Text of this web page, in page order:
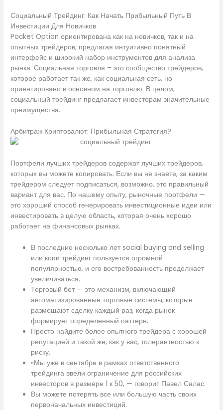
Социальный Трейдинг: Как Начать Прибыльный Путь В
Инвестиции Для Новичков
Pocket Option ориентирована как на новичков, так и на
опытных трейдеров, предлагая интуитивно понятный
интерфейс и широкий набор инструментов для анализа
рынка. Социальная торговля – это сообщество трейдеров,
которое работает так же, как социальная сеть, но
ориентировано в основном на торговлю. В целом,
социальный трейдинг предлагает инвесторам значительные
преимущества.
Арбитраж Криптовалют: Прибыльная Стратегия?
Портфели лучших трейдеров содержат лучших трейдеров,
которых вы можете копировать. Если вы не знаете, за каким
трейдером следует подписаться, возможно, это правильный
вариант для вас. По нашему опыту, рыночные портфели —
это хороший способ генерировать инвестиционные идеи или
инвестировать в целую область, которая очень хорошо
работает на финансовых рынках.
В последние несколько лет social buying and selling
или копи трейдинг пользуется огромной
популярностью, и его востребованность продолжает
увеличиваться.
Торговый бот — это механизм, включающий
автоматизированные торговые системы, которые
размещают сделку каждый раз, когда рынок
формирует определенный паттерн.
Просто найдите более опытного трейдера с хорошей
репутацией и такой же, как у вас, толерантностью к
риску.
«Мы уже в сентябре в рамках ответственного
трейдинга ввели ограничение для российских
инвесторов в размере 1 к 50, — говорит Павел Салас.
Вы можете потерять все или большую часть своих
первоначальных инвестиций.